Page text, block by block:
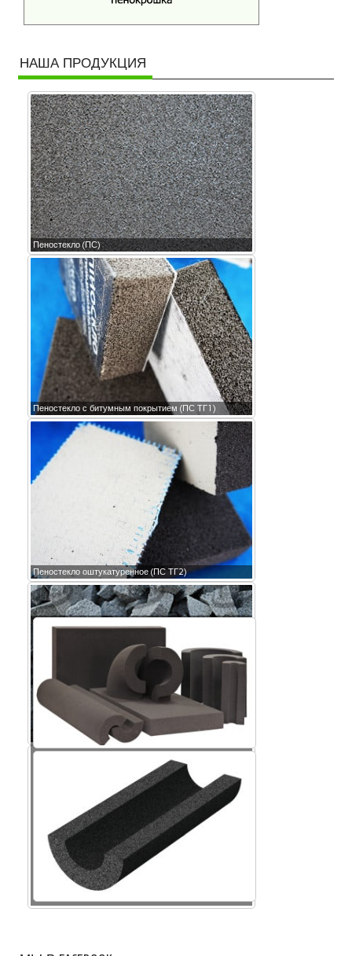
НАША ПРОДУКЦИЯ
Пеностекло (ПС)
Пеностекло с битумным покрытием (ПС ТГ1)
Пеностекло оштукатуренное (ПС ТГ2)
Крошка пеностекла